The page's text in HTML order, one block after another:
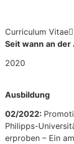
Curriculum Vitae
Seit wann an der
2020
Ausbildung
02/2022:
Philipps-
erproben – Ein